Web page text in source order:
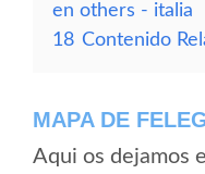
en others - italia
18 Contenido
MAPA DE
Aqui os dejamos